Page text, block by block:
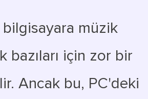
bilgisayara müzik
bazıları için zor bir
Ancak bu, PC'deki